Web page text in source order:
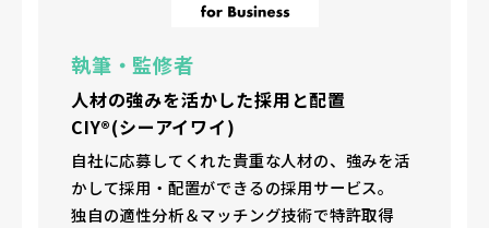
執筆・監修者
人材の強みを活かした採用と配置
CIY®(シーアイワイ)
自社に応募してくれた貴重な人材の、強みを活
かして採用・配置ができるの採用サービス。
独自の適性分析＆マッチング技術で特許取得